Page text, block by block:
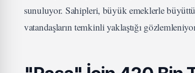
sunuluyor. Sahipleri, büyük emeklerle
vatandaşların temkinli yaklaştığı